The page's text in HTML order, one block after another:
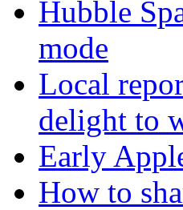
Hubble
mode
Local
delight to
Early
How to